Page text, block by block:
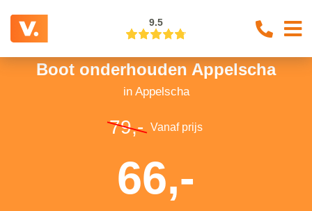
9.5
Boot onderhouden Appelscha
in Appelscha
79,- Vanaf prijs
66,-